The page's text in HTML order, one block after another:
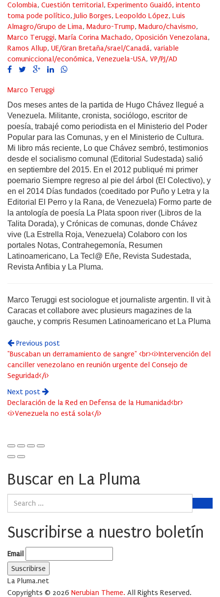
Colombia, Cuestión territorial, Experimento Guaidó, intento
toma pode político, Julio Borges, Leopoldo López, Luis
Almagro/Grupo de Lima, Maduro-Trump, Maduro/chavismo,
Marco Teruggi, María Corina Machado, Oposición Venezolana,
Ramos Allup, UE/Gran Bretaña/srael/Canadá, variable
comuniccional/económica, Venezuela-USA, VP/PJ/AD
Marco Teruggi
Dos meses antes de la partida de Hugo Chávez llegué a
Venezuela. Militante, cronista, sociólogo, escritor de
poesía, trabajé como periodista en el Ministerio del Poder
Popular para las Comunas, y en el Ministerio de Cultura.
Mi libro más reciente, Lo que Chávez sembró, testimonios
desde el socialismo comunal (Editorial Sudestada) salió
en septiembre del 2015. En el 2012 publiqué mi primer
poemario Siempre regreso al pie del árbol (El Colectivo), y
en el 2014 Días fundados (coeditado por Puño y Letra y la
Editorial El Perro y la Rana, de Venezuela) Formo parte de
la antología de poesía La Plata spoon river (Libros de la
Talita Dorada), y Crónicas de comunas, donde Chávez
vive (La Estrella Roja, Venezuela) Colaboro con los
portales Notas, Contrahegemonía, Resumen
Latinoamericano, La Tecl@ Eñe, Revista Sudestada,
Revista Anfibia y La Pluma.
Marco Teruggi est sociologue et journaliste argentin. Il vit à
Caracas et collabore avec plusieurs magazines de la
gauche, y compris Resumen Latinoamericano et La Pluma
Previous post
"Buscaban un derramamiento de sangre" <br><i>Intervención del
canciller venezolano en reunión urgente del Consejo de
Seguridad</i>
Next post
Declaración de la Red en Defensa de la Humanidad<br>
<i>Venezuela no está sola</i>
Buscar en La Pluma
Suscribirse a nuestro boletín
Email
La Pluma.net
Copyrights © 2026 Nerubian Theme. All Rights Reserved.